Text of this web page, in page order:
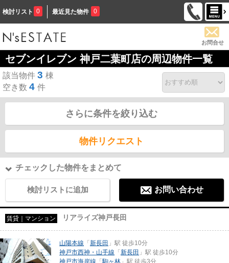
検討リスト 0 最近見た物件 0
お問合せ
セブンイレブン 神戸二葉町店の周辺物件一覧
該当物件 3 棟
空き数 4 件
さらに条件を絞り込む
物件リクエスト
チェックした物件をまとめて
検討リストに追加 お問い合わせ
賃貸｜マンション リアライズ神戸長田
山陽本線 「 新長田 」駅 徒歩10分
神戸市西神・山手線 「 新長田 」駅 徒歩10分
神戸市海岸線 「駒ヶ林 」駅 徒歩3分